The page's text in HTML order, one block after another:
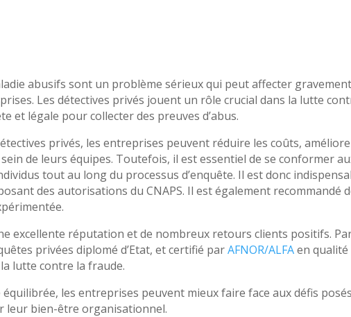
abusifs sont un problème sérieux qui peut affecter
Les détectives privés jouent un rôle crucial dans la lutte
et légale pour collecter des preuves d’abus.
privés, les entreprises peuvent réduire les coûts,
de leurs équipes. Toutefois, il est essentiel de se conformer
tout au long du processus d’enquête. Il est donc
des autorisations du CNAPS. Il est également recommandé
excellente réputation et de nombreux retours clients positifs.
privées diplomé d’Etat, et certifié parAFNOR/ALFAen qualité
lutte contre la fraude.
les entreprises peuvent mieux faire face aux défis
leur bien-être organisationnel.